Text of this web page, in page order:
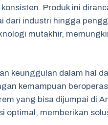
Produk ini
dari industri hingga
mutakhir,
keunggulan dalam hal
kemampuan
yang bisa dijumpai di
optimal, memberikan